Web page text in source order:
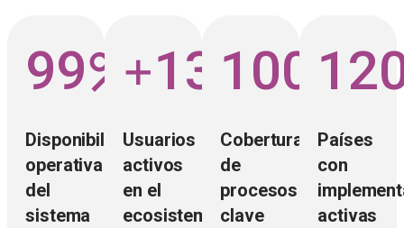
99%
Disponibilidad
operativa
del
sistema
+13 M
Usuarios
activos
en el
ecosistema
100 %
Cobertura
de
procesos
clave
Países
con
activas